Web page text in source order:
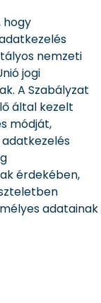
hogy
nemzeti
jogi
A Szabályzat
által kezelt
módját,
érdekében,
adatainak